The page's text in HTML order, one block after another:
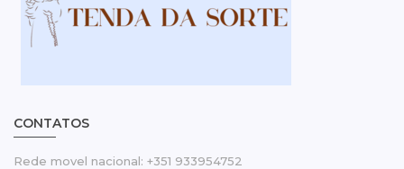
CONTATOS
Rede movel nacional: +351 933954752